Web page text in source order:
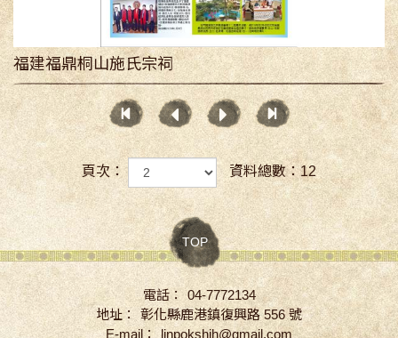
福建福鼎桐山施氏宗祠
頁次： 資料總數：12
TOP
電話： 04-7772134
地址：
彰化縣鹿港鎮復興路 556 號
E-mail： linpokshih@gmail.com